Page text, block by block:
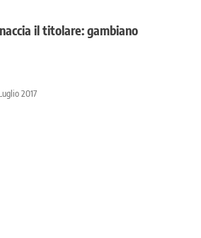
il titolare: gambiano
2017